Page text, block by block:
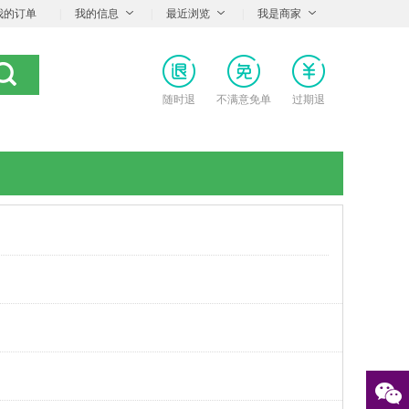
的订单 我的信息 最近浏览 我是商家
随时退 不满意免单 过期退